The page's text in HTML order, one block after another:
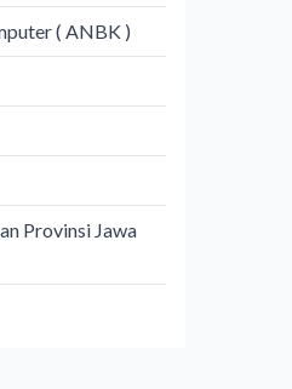
( ANBK )
Provinsi Jawa